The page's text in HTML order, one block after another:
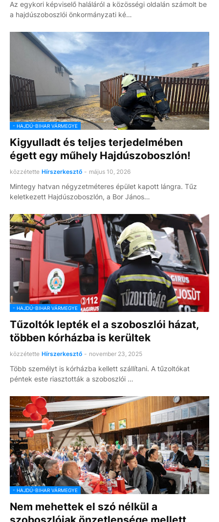
Az egykori képviselő haláláról a közösségi oldalán számolt be
a hajdúszoboszlói önkormányzati ké…
- HAJDÚ-BIHAR VÁRMEGYE
Kigyulladt és teljes terjedelmében
égett egy műhely Hajdúszoboszlón!
közzétette Hírszerkesztő - május 10, 2026
Mintegy hatvan négyzetméteres épület kapott lángra. Tűz
keletkezett Hajdúszoboszlón, a Bor János…
- HAJDÚ-BIHAR VÁRMEGYE
Tűzoltók lepték el a szoboszlói házat,
többen kórházba is kerültek
közzétette Hírszerkesztő - november 23, 2025
Több személyt is kórházba kellett szállítani. A tűzoltókat
péntek este riasztották a szoboszlói …
- HAJDÚ-BIHAR VÁRMEGYE
Nem mehettek el szó nélkül a